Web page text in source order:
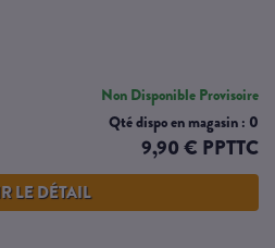
Non Disponible Provisoire
Qté dispo en magasin : 0
9,90 € PPTTC
LE DÉTAIL